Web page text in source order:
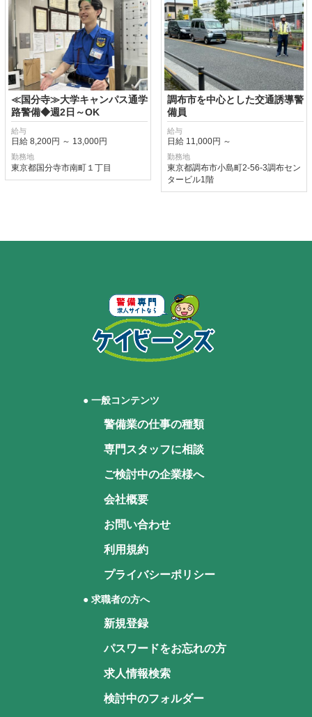
≪国分寺≫大学キャンパス通学
路警備◆週2日～OK
給与
日給 8,200円 ～ 13,000円
勤務地
東京都国分寺市南町１丁目
調布市を中心とした交通誘導警
備員
給与
日給 11,000円 ～
勤務地
東京都調布市小島町2-56-3調布セン
タービル1階
● 一般コンテンツ
警備業の仕事の種類
専門スタッフに相談
ご検討中の企業様へ
会社概要
お問い合わせ
利用規約
プライバシーポリシー
● 求職者の方へ
新規登録
パスワードをお忘れの方
求人情報検索
検討中のフォルダー